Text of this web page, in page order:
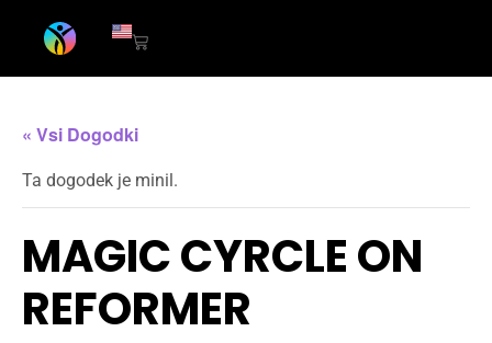
« Vsi Dogodki
Ta dogodek je minil.
MAGIC CYRCLE ON
REFORMER